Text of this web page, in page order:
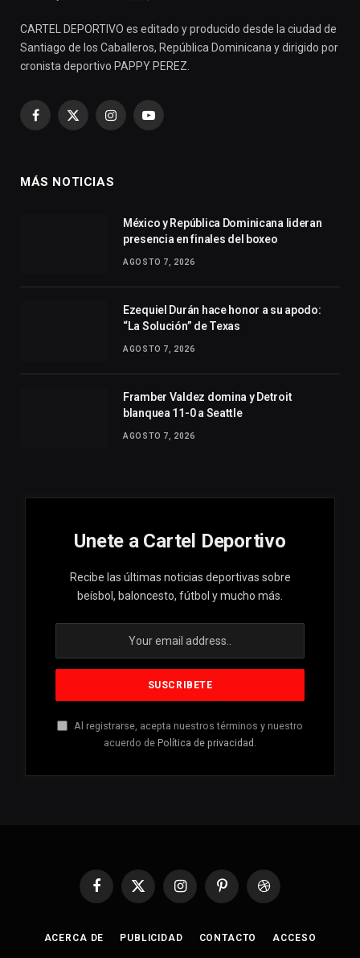
CARTEL DEPORTIVO es editado y producido desde la ciudad de
Santiago de los Caballeros, República Dominicana y dirigido por
cronista deportivo PAPPY PEREZ.
Facebook
X
InstagramYouTube
MÁS NOTICIAS
México y República Dominicana lideran
presencia en finales del boxeo
AGOSTO 7, 2026
Ezequiel Durán hace honor a su apodo:
“La Solución” de Texas
AGOSTO 7, 2026
Framber Valdez domina y Detroit
blanquea 11-0 a Seattle
AGOSTO 7, 2026
Unete a Cartel Deportivo
Recibe las últimas noticias deportivas sobre
beísbol, baloncesto, fútbol y mucho más.
Al registrarse, acepta nuestros términos y nuestro
acuerdo de Política de privacidad .
Facebook
X
InstagramPinterestDribbble
ACERCA DE PUBLICIDAD CONTACTO ACCESO